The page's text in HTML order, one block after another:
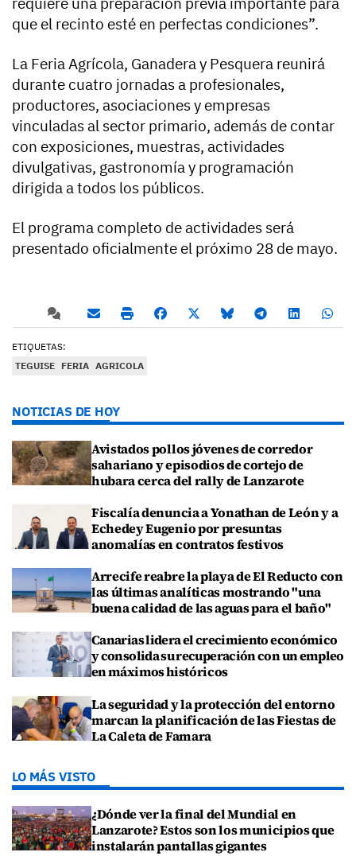
que el recinto esté en perfectas condiciones”.
La Feria Agrícola, Ganadera y Pesquera reunirá
durante cuatro jornadas a profesionales,
productores, asociaciones y empresas
vinculadas al sector primario, además de contar
con exposiciones, muestras, actividades
divulgativas, gastronomía y programación
dirigida a todos los públicos.
El programa completo de actividades será
presentado oficialmente el próximo 28 de mayo.
ETIQUETAS:
TEGUISE FERIA AGRICOLA
NOTICIAS DE HOY
Avistados pollos jóvenes de corredor
sahariano y episodios de cortejo de
hubara cerca del rally de Lanzarote
Fiscalía denuncia a Yonathan de León y a
Echedey Eugenio por presuntas
anomalías en contratos festivos
Arrecife reabre la playa de El Reducto con
las últimas analíticas mostrando "una
buena calidad de las aguas para el baño"
Canarias lidera el crecimiento económico
y consolida su recuperación con un empleo
en máximos históricos
La seguridad y la protección del entorno
marcan la planificación de las Fiestas de
La Caleta de Famara
LO MÁS VISTO
¿Dónde ver la final del Mundial en
Lanzarote? Estos son los municipios que
instalarán pantallas gigantes